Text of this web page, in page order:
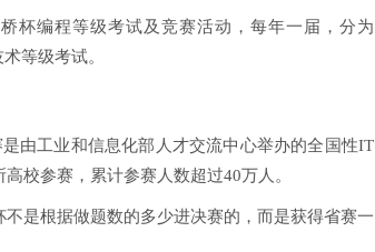
杯编程等级考试及竞赛活动，每年一届，分为
等级考试。
由工业和信息化部人才交流中心举办的全国性IT
校参赛，累计参赛人数超过40万人。
是根据做题数的多少进决赛的，而是获得省赛一